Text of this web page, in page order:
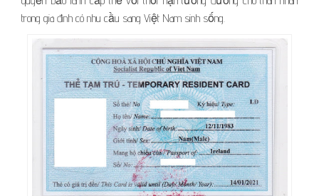
trong gia đình có nhu cầu sang Việt Nam sinh sống.